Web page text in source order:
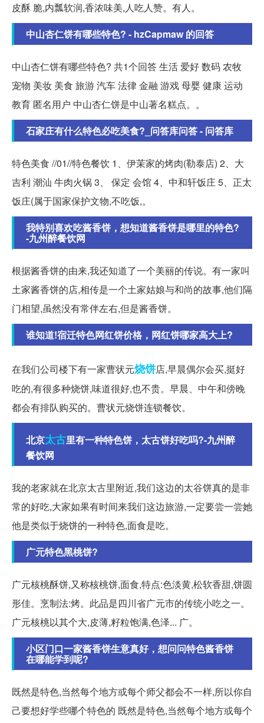
皮酥 脆,内瓢软润,香浓味美,人吃人赞。有人。
中山杏仁饼有哪些特色? - hzCapmaw 的回答
中山杏仁饼有哪些特色? 共1个回答 生活 爱好 数码 农牧
宠物 美妆 美食 旅游 汽车 法律 金融 游戏 母婴 健康 运动
教育 匿名用户 中山杏仁饼是中山著名糕点。。
石家庄有什么特色必吃美食?_问答库问答 - 问答库
特色美食 //01//特色餐饮 1、伊茉家的烤肉(勒泰店) 2、大
吉利 潮汕 牛肉火锅 3、 保定 会馆 4、中和轩饭庄 5、正太
饭庄(属于国家保护文物,不吃饭,。
我特别喜欢吃酱香饼，想知道酱香饼是哪里的特色?
-九州醉餐饮网
根据酱香饼的由来,我还知道了一个美丽的传说。有一家叫
土家酱香饼的店,相传是一个土家姑娘与和尚的故事,他们隔
门相望,虽然没有常伴左右,但是酱香饼。
谁知道!宿迁特色网红饼价格，网红饼哪家高大上?
在我们公司楼下有一家曹状元烧饼店,早晨偶尔会买,挺好
吃的,有很多种烧饼,味道很好,也不贵。早晨、中午和傍晚
都会有排队购买的。曹状元烧饼连锁餐饮。
北京太古里有一种特色饼，太古饼好吃吗?-九州醉
餐饮网
我的老家就在北京太古里附近,我们这边的太谷饼真的是非
常的好吃,大家如果有时间来我们这边旅游,一定要尝一尝她
他是类似于烧饼的一种特色,面食是吃。
广元特色黑桃饼?
广元核桃酥饼,又称核桃饼,面食,特点:色淡黄,松软香甜,饼圆
形佳。烹制法:烤。此品是四川省广元市的传统小吃之一。
广元核桃以其个大,皮薄,籽粒饱满,色泽... 广。
小区门口一家酱香饼生意真好，想问问特色酱香饼
在哪能学到呢?
既然是特色,当然每个地方或每个师父都会不一样,所以你自
己要想好学些哪个特色的 既然是特色,当然每个地方或每个